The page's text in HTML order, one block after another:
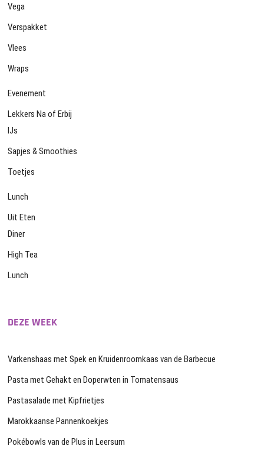
Vega
Verspakket
Vlees
Wraps
Evenement
Lekkers Na of Erbij
IJs
Sapjes & Smoothies
Toetjes
Lunch
Uit Eten
Diner
High Tea
Lunch
DEZE WEEK
Varkenshaas met Spek en Kruidenroomkaas van de Barbecue
Pasta met Gehakt en Doperwten in Tomatensaus
Pastasalade met Kipfrietjes
Marokkaanse Pannenkoekjes
Pokébowls van de Plus in Leersum